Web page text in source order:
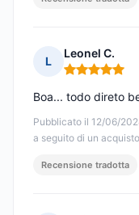
L
Leonel C.
Nota: 5 su 5
Pubblicato il 12/06/
a seguito di un
Boa... todo direto
Recensione tradotta